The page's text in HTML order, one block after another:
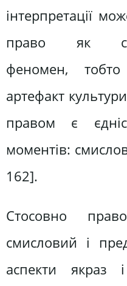
інтерпретації
право як
феномен,
артефакт
правом є
моментів:
162].
Стосовно
смисловий і
аспекти якраз